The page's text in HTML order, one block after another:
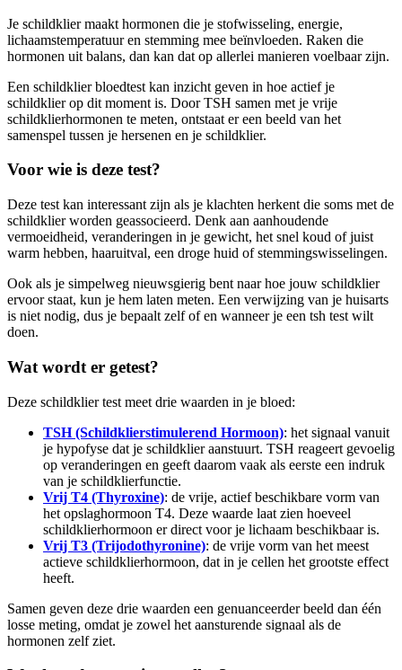
Je schildklier maakt hormonen die je stofwisseling, energie,
lichaamstemperatuur en stemming mee beïnvloeden. Raken die
hormonen uit balans, dan kan dat op allerlei manieren voelbaar zijn.
Een schildklier bloedtest kan inzicht geven in hoe actief je
schildklier op dit moment is. Door TSH samen met je vrije
schildklierhormonen te meten, ontstaat er een beeld van het
samenspel tussen je hersenen en je schildklier.
Voor wie is deze test?
Deze test kan interessant zijn als je klachten herkent die soms met de
schildklier worden geassocieerd. Denk aan aanhoudende
vermoeidheid, veranderingen in je gewicht, het snel koud of juist
warm hebben, haaruitval, een droge huid of stemmingswisselingen.
Ook als je simpelweg nieuwsgierig bent naar hoe jouw schildklier
ervoor staat, kun je hem laten meten. Een verwijzing van je huisarts
is niet nodig, dus je bepaalt zelf of en wanneer je een tsh test wilt
doen.
Wat wordt er getest?
Deze schildklier test meet drie waarden in je bloed:
TSH (Schildklierstimulerend Hormoon): het signaal vanuit
je hypofyse dat je schildklier aanstuurt. TSH reageert gevoelig
op veranderingen en geeft daarom vaak als eerste een indruk
van je schildklierfunctie.
Vrij T4 (Thyroxine): de vrije, actief beschikbare vorm van
het opslaghormoon T4. Deze waarde laat zien hoeveel
schildklierhormoon er direct voor je lichaam beschikbaar is.
Vrij T3 (Trijodothyronine): de vrije vorm van het meest
actieve schildklierhormoon, dat in je cellen het grootste effect
heeft.
Samen geven deze drie waarden een genuanceerder beeld dan één
losse meting, omdat je zowel het aansturende signaal als de
hormonen zelf ziet.